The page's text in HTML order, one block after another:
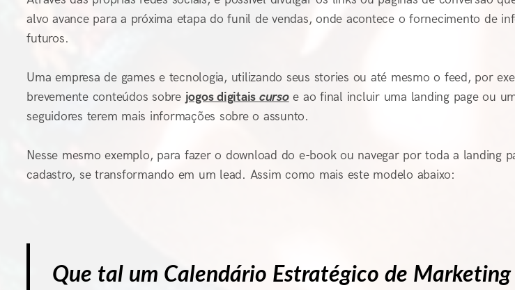
alvo avance para a próxima etapa do funil de vendas, onde acontece o fornecimento de
futuros.
Uma empresa de games e tecnologia, utilizando seus stories ou até mesmo o feed, por
brevemente conteúdos sobre jogos digitais cursoe ao final incluir uma landing page ou
seguidores terem mais informações sobre o assunto.
Nesse mesmo exemplo, para fazer o download do e-book ou navegar por toda a landing
cadastro, se transformando em um lead. Assim como mais este modelo abaixo:
Que tal um Calendário Estratégico de